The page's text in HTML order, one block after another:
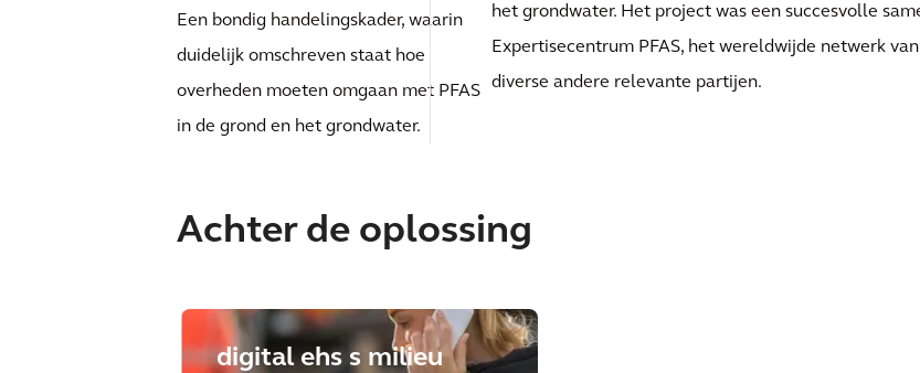
Een bondig handelingskader, waarin
duidelijk omschreven staat hoe
overheden moeten omgaan met PFAS
in de grond en het grondwater.
het grondwater. Het project was een succesvolle
Expertisecentrum PFAS, het wereldwijde netwerk
diverse andere relevante partijen.
Achter de oplossing
digital ehs s milieu